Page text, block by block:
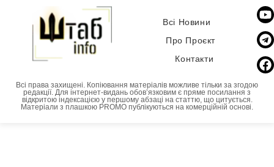
Всі Новини
Про Проєкт
Контакти
Всі права захищені. Копіювання матеріалів можливе тільки за згодою
редакції. Для інтернет-видань обовʼязковим є пряме посилання з
відкритою індексацією у першому абзаці на статтю, що цитується.
Матеріали з плашкою PROMO публікуються на комерційній основі.